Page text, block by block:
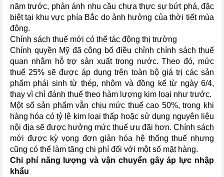
năm trước, phản ánh nhu cầu chưa thực sự bứt phá, đặc
biệt tại khu vực phía Bắc do ảnh hưởng của thời tiết mùa
đông.
Chính sách thuế mới có thể tác động thị trường
Chính quyền Mỹ đã công bố điều chỉnh chính sách thuế
quan nhằm hỗ trợ sản xuất trong nước. Theo đó, mức
thuế 25% sẽ được áp dụng trên toàn bộ giá trị các sản
phẩm phái sinh từ thép, nhôm và đồng kể từ ngày 6/4,
thay vì chỉ đánh thuế theo hàm lượng kim loại như trước.
Một số sản phẩm vẫn chịu mức thuế cao 50%, trong khi
hàng hóa có tỷ lệ kim loại thấp hoặc sử dụng nguyên liệu
nội địa sẽ được hưởng mức thuế ưu đãi hơn. Chính sách
mới được kỳ vọng đơn giản hóa hệ thống thuế nhưng
cũng có thể làm tăng chi phí đối với một số mặt hàng.
Chi phí năng lượng và vận chuyển gây áp lực nhập
khẩu